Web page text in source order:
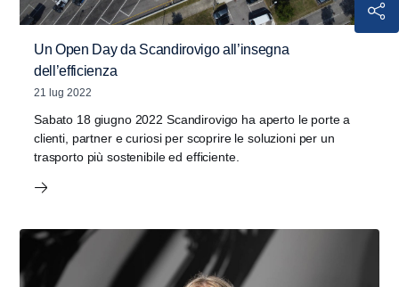
Un Open Day da Scandirovigo all’insegna
dell’efficienza
21 lug 2022
Sabato 18 giugno 2022 Scandirovigo ha aperto le porte a
clienti, partner e curiosi per scoprire le soluzioni per un
trasporto più sostenibile ed efficiente.